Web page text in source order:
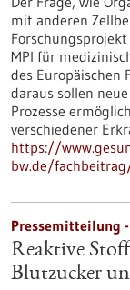
mit anderen
MPI für
des Europäischen
daraus sollen
Prozesse
verschiedener
https://
bw.de/
Pressemitteilung -
Reaktive
Blutzucker